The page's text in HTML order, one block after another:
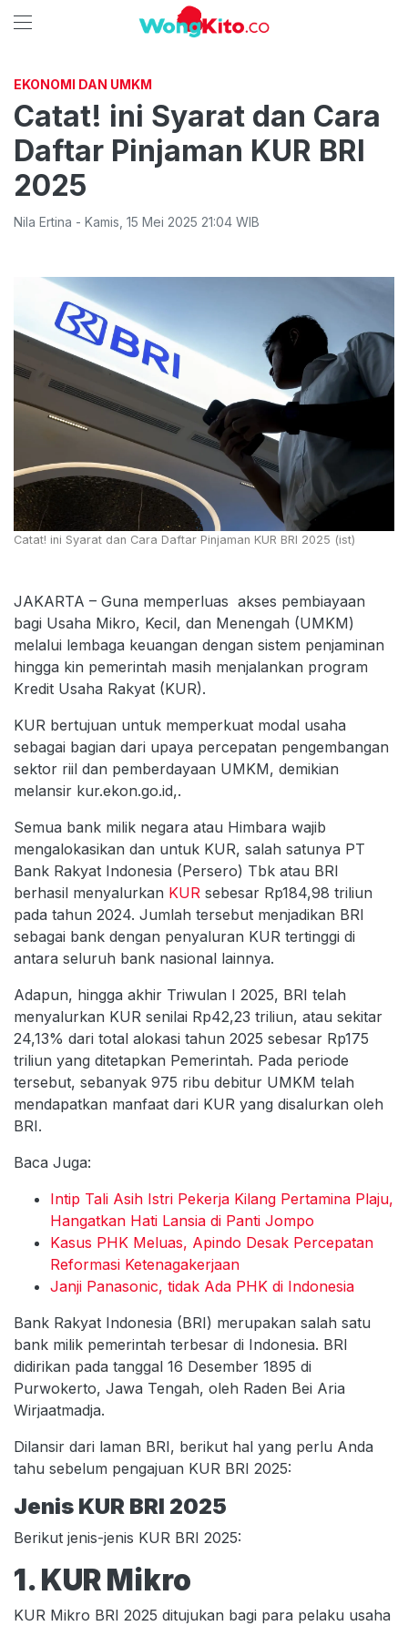
EKONOMI DAN UMKM
Catat! ini Syarat dan Cara
Daftar Pinjaman KUR BRI
2025
Nila Ertina - Kamis 15 Mei 2025 21:04 WIB
Catat! ini Syarat dan Cara Daftar Pinjaman KUR BRI 2025 (ist)
JAKARTA – Guna memperluas akses pembiayaan
bagi Usaha Mikro, Kecil, dan Menengah (UMKM)
melalui lembaga keuangan dengan sistem penjaminan
hingga kin pemerintah masih menjalankan program
Kredit Usaha Rakyat (KUR).
KUR bertujuan untuk memperkuat modal usaha
sebagai bagian dari upaya percepatan pengembangan
sektor riil dan pemberdayaan UMKM, demikian
melansir kur.ekon.go.id,.
Semua bank milik negara atau Himbara wajib
mengalokasikan dan untuk KUR, salah satunya PT
Bank Rakyat Indonesia (Persero) Tbk atau BRI
berhasil menyalurkan KUR sebesar Rp184,98 triliun
pada tahun 2024. Jumlah tersebut menjadikan BRI
sebagai bank dengan penyaluran KUR tertinggi di
antara seluruh bank nasional lainnya.
Adapun, hingga akhir Triwulan I 2025, BRI telah
menyalurkan KUR senilai Rp42,23 triliun, atau sekitar
24,13% dari total alokasi tahun 2025 sebesar Rp175
triliun yang ditetapkan Pemerintah. Pada periode
tersebut, sebanyak 975 ribu debitur UMKM telah
mendapatkan manfaat dari KUR yang disalurkan oleh
BRI.
Baca Juga:
Intip Tali Asih Istri Pekerja Kilang Pertamina Plaju,
Hangatkan Hati Lansia di Panti Jompo
Kasus PHK Meluas, Apindo Desak Percepatan
Reformasi Ketenagakerjaan
Janji Panasonic, tidak Ada PHK di Indonesia
Bank Rakyat Indonesia (BRI) merupakan salah satu
bank milik pemerintah terbesar di Indonesia. BRI
didirikan pada tanggal 16 Desember 1895 di
Purwokerto, Jawa Tengah, oleh Raden Bei Aria
Wirjaatmadja.
Dilansir dari laman BRI, berikut hal yang perlu Anda
tahu sebelum pengajuan KUR BRI 2025:
Jenis KUR BRI 2025
Berikut jenis-jenis KUR BRI 2025:
1. KUR Mikro
KUR Mikro BRI 2025 ditujukan bagi para pelaku usaha